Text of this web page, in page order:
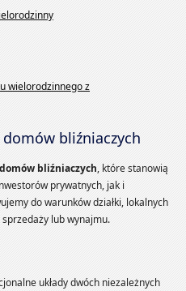
bliźniaczych
bliźniaczych, które stanowią
prywatnych, jak i
do warunków działki, lokalnych
lub wynajmu.
układy dwóch niezależnych